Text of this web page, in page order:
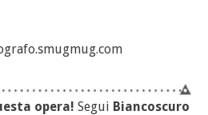
opera! Segui Biancoscuro